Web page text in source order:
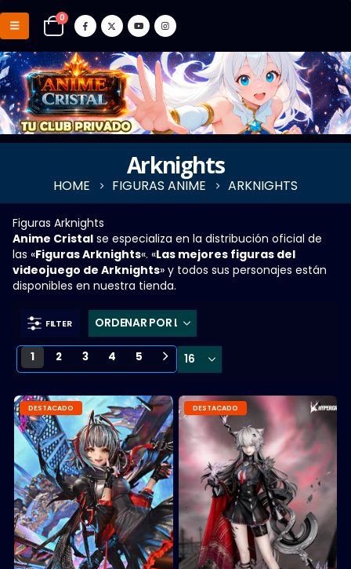
0
Arknights
HOME FIGURAS ANIME ARKNIGHTS
Figuras Arknights
Anime Cristal se especializa en la distribución oficial de
las «Figuras Arknights«. «Las mejores figuras del
videojuego de Arknights» y todos sus personajes están
disponibles en nuestra tienda.
FILTER
1 2 3 4 5
DESTACADO DESTACADO